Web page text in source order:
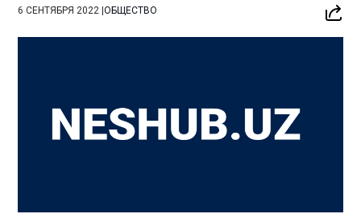
6 СЕНТЯБРЯ 2022 |ОБЩЕСТВО